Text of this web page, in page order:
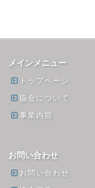
メインメニュー
トップページ
協会について
事業内容
お問い合わせ
お問い合わせ